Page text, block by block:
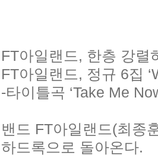
FT아일랜드, 한층 강렬
FT아일랜드, 정규 6집
-타이틀곡 ‘Take Me
밴드 FT아일랜드(최종
하드록으로 돌아온다.